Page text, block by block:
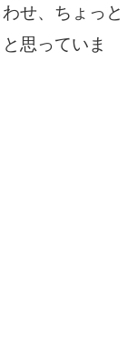
せ、ちょっと
思っていま